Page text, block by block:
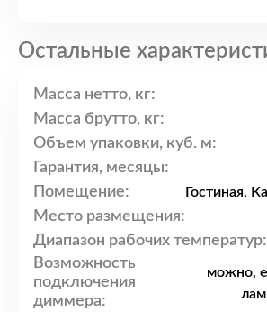
Остальные
Масса нетто, кг:
Масса брутто, кг:
Объем упаковки, куб. м:
Гарантия, месяцы:
Помещение: Гостиная,
Место размещения:
Диапазон рабочих температур:
Возможность
подключения
диммера:
можно,